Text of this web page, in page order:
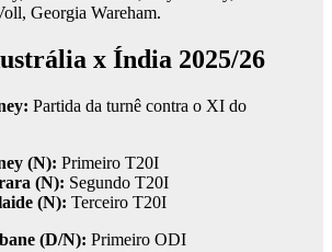
Georgia Wareham.
x Índia 2025/26
Partida da turnê contra o XI do
(N): Primeiro T20I
(N): Segundo T20I
(N): Terceiro T20I
(D/N): Primeiro ODI